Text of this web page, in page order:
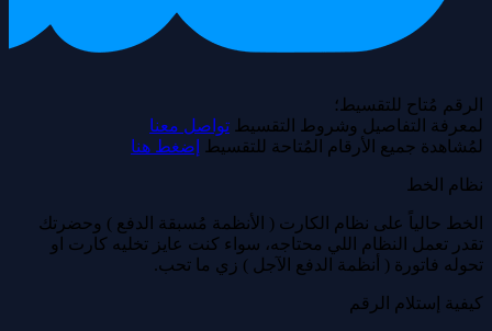
الرقم مُتاح للتقسيط؛
لمعرفة التفاصيل وشروط التقسيط تواصل معنا
لمُشاهدة جميع الأرقام المُتاحة للتقسيط
إضغط هنا
نظام الخط
الخط حالياً على نظام الكارت ( الأنظمة مُسبقة الدفع ) وحضرتك
تقدر تعمل النظام اللي محتاجه، سواء كنت عايز تخليه كارت او
تحوله فاتورة ( أنظمة الدفع الآجل ) زي ما تحب.
كيفية إستلام الرقم